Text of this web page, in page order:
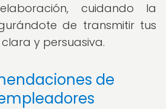
cuidando la
de transmitir tus
y persuasiva.
de